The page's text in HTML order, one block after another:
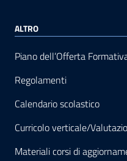
ALTRO
Piano dell’Offerta
Regolamenti
Calendario scolastico
Curricolo verticale/
Materiali corsi di